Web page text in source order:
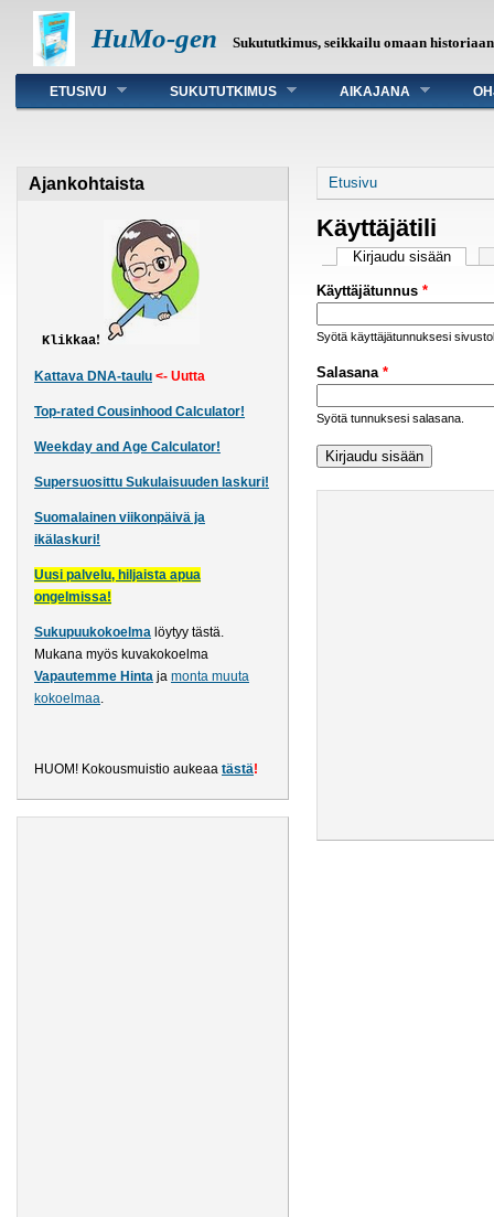
HuMo-gen Sukututkimus, seikkailu omaan historiaan
Päävalikko
ETUSIVU SUKUTUTKIMUS AIKAJANA
Ajankohtaista
Klikkaa!
Kattava DNA-taulu <- Uutta
Top-rated Cousinhood Calculator!
Weekday and Age Calculator!
Supersuosittu Sukulaisuuden laskuri!
Suomalainen viikonpäivä ja
ikälaskuri!
Uusi palvelu, hiljaista apua
ongelmissa!
Sukupuukokoelma löytyy tästä.
Mukana myös kuvakokoelma
Vapautemme Hinta ja monta muuta
kokoelmaa.
HUOM! Kokousmuistio aukeaa tästä!
Olet täällä
Etusivu
Käyttäjätili
Ensisijaiset
Kirjaudu sisään
Käyttäjätunnus *
Syötä käyttäjätunnuksesi
Salasana *
Syötä tunnuksesi salasana.